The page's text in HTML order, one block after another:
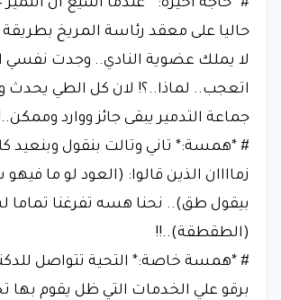
حاليا على معقد رئاسة المريخ
لا يملك عضوية النادي.. وجدت نفسي
اتعجب.. لماذا..؟! لان كل الطي
جماعة التدمير يبقى جائز ووارد
# *همسة:* تاني وتالت بنقول وبنعيد
زماااان الذين قالوا: (العود لو ما
بيقول طق).. نحنا هسه تفرغنا تماما
(الطقطقة)..!!
# *همسة خاصة:* التحية تتواصل
برقو علي الخدمات التي ظل يقوم بها